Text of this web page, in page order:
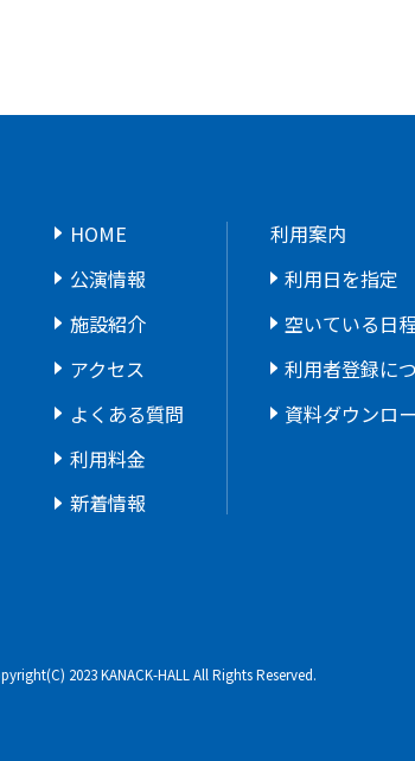
HOME
公演情報
施設紹介
アクセス
よくある質問
利用料金
新着情報
利用案内
利用日を指定
空いている日
利用者登録に
資料ダウンロ
2023 KANACK-HALL All Rights Reserved.